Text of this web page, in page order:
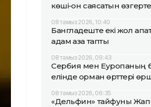
көші-қон саясатын
08 тамыз 2026, 10:40
Бангладеште екі жол
адам қаза тапты
08 тамыз 2026, 09:43
Сербия мен Еуропаның
елінде орман өрттері
08 тамыз 2026, 06:35
«Дельфин» тайфуны